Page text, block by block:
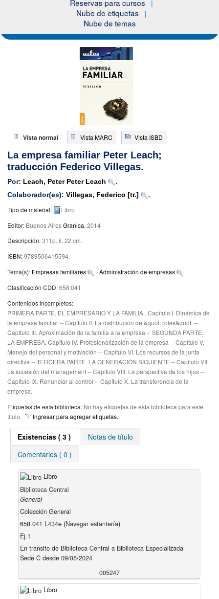
Reservas para cursos
Nube de etiquetas
Nube de temas
Vista normal Vista MARC Vista ISBD
La empresa familiar Peter Leach;
traducción Federico Villegas.
Por: Leach, Peter Peter Leach
.
Colaborador(es): Villegas, Federico [tr.] .
Tipo de material:
Libro
Editor: Buenos AiresGranica, 2014
Descripción:311p. il. 22 cm.
ISBN:9789506415594.
Tema(s): Empresas familiares | Administración de empresas
Clasificación CDD:658.041
Contenidos incompletos:
PRIMERA PARTE. EL EMPRESARIO Y LA FAMILIA . Capítulo I. Dinámica de
la empresa familiar -- Capítulo II. La distribución de &quot; roles&quot; --
Capítulo III. Aproximación de la familia a la empresa -- SEGUNDA PARTE.
LA EMPRESA. Capítulo IV. Profesionalización de la empresa -- Capítulo V.
Manejo del personal y motivación -- Capítulo VI. Los recursos de la junta
directiva -- TERCERA PARTE. LA GENERACIÓN SIGUIENTE -- Capítulo VII.
La sucesión del management -- Capítulo VIII. La perspectiva de los hijos --
Capítulo IX. Renunciar al control -- Capítulo X. La transferencia de la
empresa.
Etiquetas de esta biblioteca: No hay etiquetas de esta biblioteca para este
título.
Ingresar para agregar etiquetas.
Existencias( 3 )
Notas de título
Comentarios ( 0 )
Libro
Biblioteca Central
General
Colección General
658.041 L434e (Navegar estantería)
Ej.1
En tránsito de Biblioteca Central a Biblioteca Especializada
Sede C desde 09/05/2024
005247
Libro